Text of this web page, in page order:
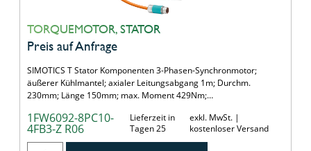
TORQUEMOTOR, STATOR
Preis auf Anfrage
SIMOTICS T Stator Komponenten 3-Phasen-Synchronmotor;
äußerer Kühlmantel; axialer Leitungsabgang 1m; Durchm.
230mm; Länge 150mm; max. Moment 429Nm;…
1FW6092-8PC10-
4FB3-Z R06
Lieferzeit in
Tagen 25
exkl. MwSt. |
kostenloser Versand